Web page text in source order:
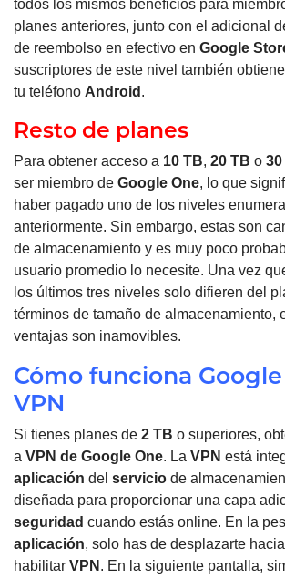
todos los mismos beneficios para
planes anteriores, junto con el adicional
de reembolso en efectivo en Google
suscriptores de este nivel también
tu teléfono Android .
Resto de planes
Para obtener acceso a 10 TB, 20 TB o 30
ser miembro de Google One, lo que
haber pagado uno de los niveles
anteriormente. Sin embargo, estas son
de almacenamiento y es muy poco
usuario promedio lo necesite. Una vez
los últimos tres niveles solo difieren del
términos de tamaño de almacenamiento,
ventajas son inamovibles.
Cómo funciona
VPN
Si tienes planes de 2 TB o superiores,
a VPN de Google One. La VPN está
aplicación del servicio de
diseñada para proporcionar una capa
seguridad cuando estás online. En la
aplicación, solo has de desplazarte
habilitar VPN . En la siguiente pantalla,